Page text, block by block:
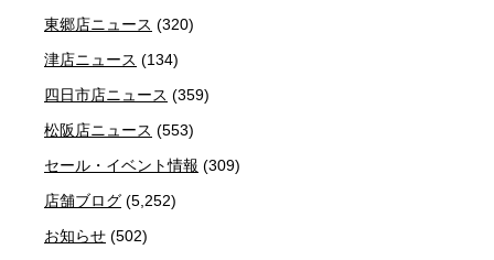
東郷店ニュース (320)
津店ニュース (134)
四日市店ニュース (359)
松阪店ニュース (553)
セール・イベント情報 (309)
店舗ブログ (5,252)
お知らせ (502)